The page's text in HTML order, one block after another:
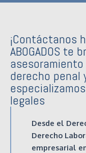
¡Contáctanos
ABOGADOS te
derecho penal
legales
Desde el
Derecho
empresarial